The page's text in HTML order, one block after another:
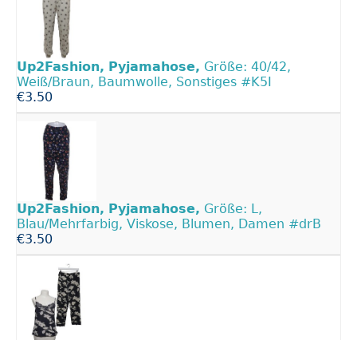
Up2Fashion, Pyjamahose, Größe: 40/42,
Weiß/Braun, Baumwolle, Sonstiges #K5I
€3.50
Up2Fashion, Pyjamahose, Größe: L,
Blau/Mehrfarbig, Viskose, Blumen, Damen #drB
€3.50